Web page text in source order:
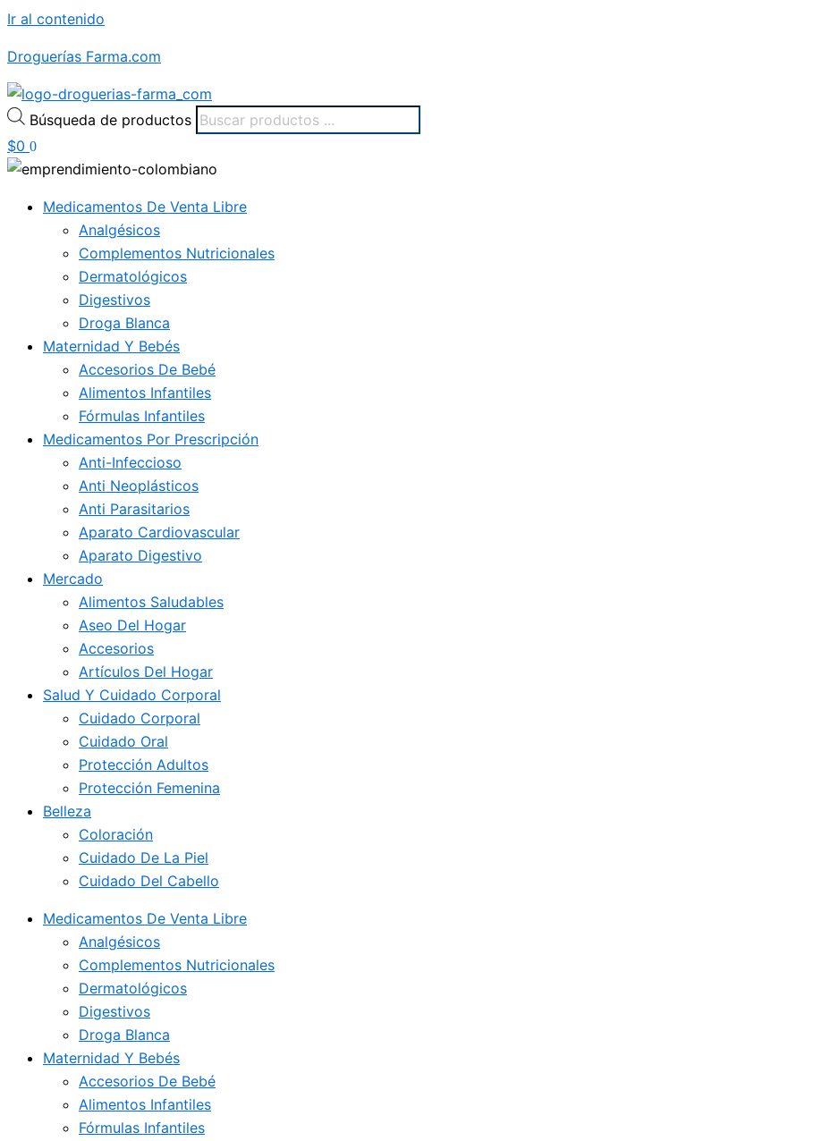
Ir al contenido
Droguerías Farma.com
Búsqueda de productos
$0 0
Medicamentos De Venta Libre
Analgésicos
Complementos Nutricionales
Dermatológicos
Digestivos
Droga Blanca
Maternidad Y Bebés
Accesorios De Bebé
Alimentos Infantiles
Fórmulas Infantiles
Medicamentos Por Prescripción
Anti-Infeccioso
Anti Neoplásticos
Anti Parasitarios
Aparato Cardiovascular
Aparato Digestivo
Mercado
Alimentos Saludables
Aseo Del Hogar
Accesorios
Artículos Del Hogar
Salud Y Cuidado Corporal
Cuidado Corporal
Cuidado Oral
Protección Adultos
Protección Femenina
Belleza
Coloración
Cuidado De La Piel
Cuidado Del Cabello
Medicamentos De Venta Libre
Analgésicos
Complementos Nutricionales
Dermatológicos
Digestivos
Droga Blanca
Maternidad Y Bebés
Accesorios De Bebé
Alimentos Infantiles
Fórmulas Infantiles